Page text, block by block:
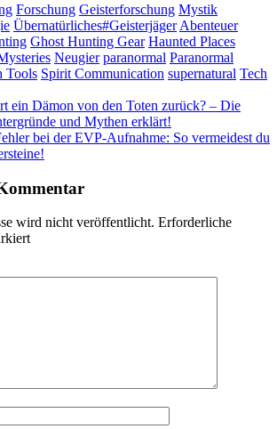
Forschung Geisterforschung Mystik
ÜbernatürlichesTags,
#Geisterjäger Abenteuer
Ghost Hunting Gear Haunted Places
Neugier paranormal Paranormal
Tools Spirit Communication supernatural Tech
ein Dämon von den Toten zurück? – Die
und Mythen erklärt!
bei der EVP-Aufnahme: So vermeidest du
wird nicht veröffentlicht. Erforderliche